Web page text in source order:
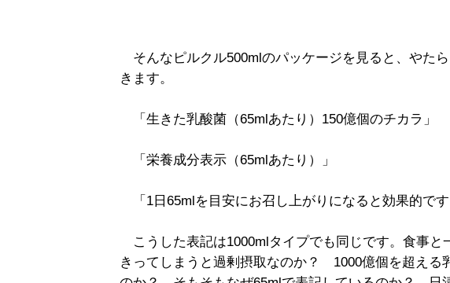
そんなピルクル500mlのパッケージを見ると、やた
きます。
「生きた乳酸菌（65mlあたり）150億個のチカラ」
「栄養成分表示（65mlあたり）」
「1日65mlを目安にお召し上がりになると効果的です
こうした表記は1000mlタイプでも同じです。食事と
きってしまうと過剰摂取なのか？ 1000億個を超える